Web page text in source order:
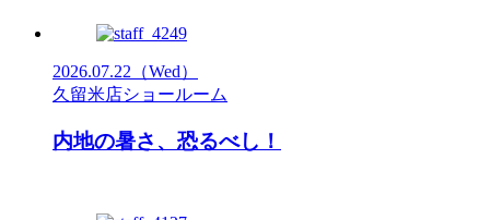
2026.07.22 （Wed）
久留米店ショールーム
内地の暑さ、恐るべし！